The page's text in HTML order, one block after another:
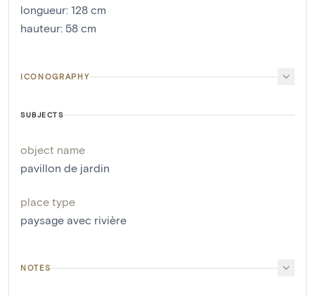
longueur: 128 cm
hauteur: 58 cm
ICONOGRAPHY
SUBJECTS
object name
pavillon de jardin
place type
paysage avec rivière
NOTES